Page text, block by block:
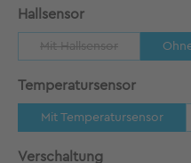
Hallsensorauswählen
Mit Hallsensor
Temperatursensor
Mit Temperatursensor
Verschaltungauswählen